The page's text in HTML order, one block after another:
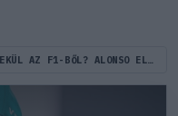
VERSTAPPEN MÁR MENEKÜL AZ F1-BŐL? ALONSO ELÁRULTA AZ IGAZSÁGOT!